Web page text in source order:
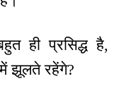
ही प्रसिद्ध है,
झूलते रहेंगे?